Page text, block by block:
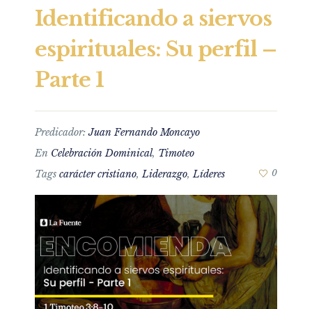
Identificando a siervos
espirituales: Su perfil –
Parte 1
Predicador:Juan Fernando Moncayo
En Celebración Dominical, Timoteo
Tags carácter cristiano,Liderazgo,Líderes 0